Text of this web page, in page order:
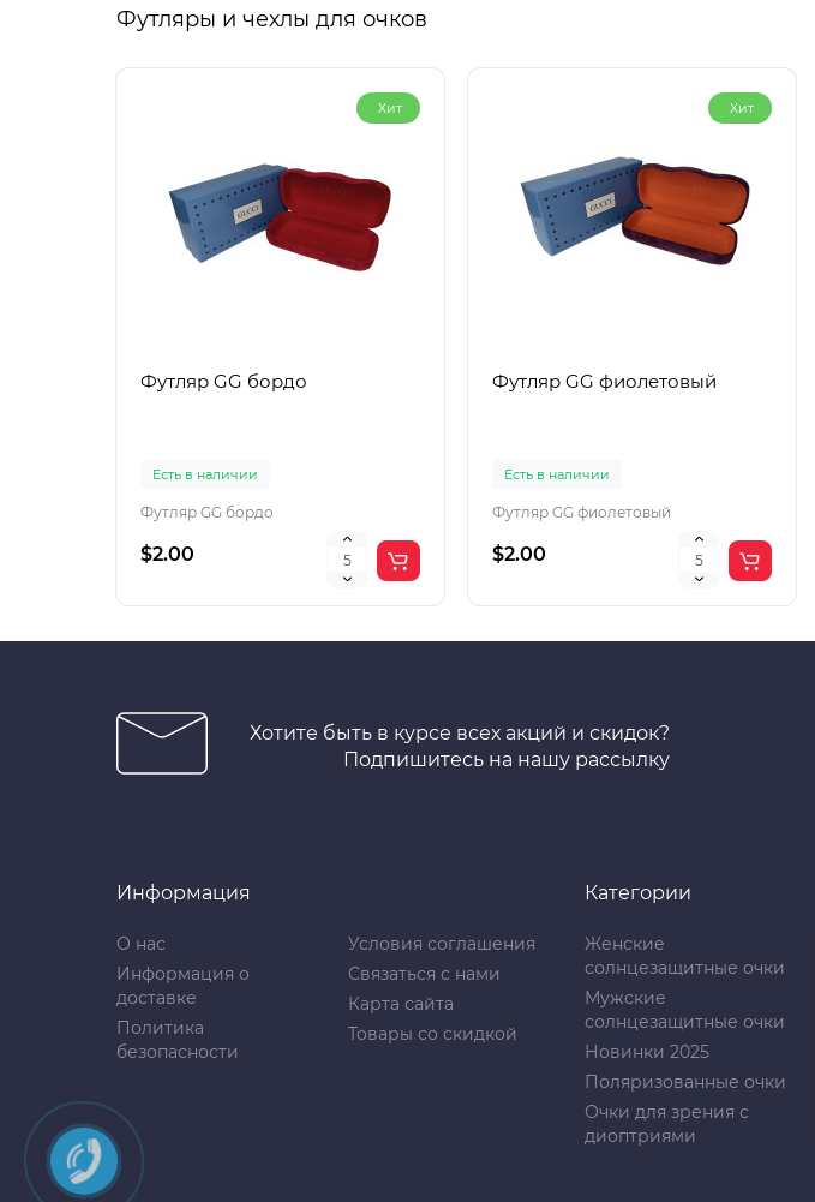
Футляры и чехлы для очков
Хит
Футляр GG бордо
Есть в наличии
Футляр GG бордо
$2.00
Хит
Футляр GG фиолетовый
Есть в наличии
Футляр GG фиолетовый
$2.00
Хотите быть в курсе всех акций и скидок?
Подпишитесь на нашу рассылку
Информация
О нас
Информация о
доставке
Политика
безопасности
Условия соглашения
Связаться с нами
Карта сайта
Товары со скидкой
Категории
Женские
солнцезащитные очки
Мужские
солнцезащитные очки
Новинки 2025
Поляризованные очки
Очки для зрения с
диоптриями